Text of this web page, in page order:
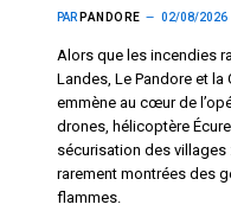
PAR PANDORE 02/08/2026
Alors que les incendies
Landes, Le Pandore et la
emmène au cœur de
drones, hélicoptère
sécurisation des
rarement montrées des
flammes.